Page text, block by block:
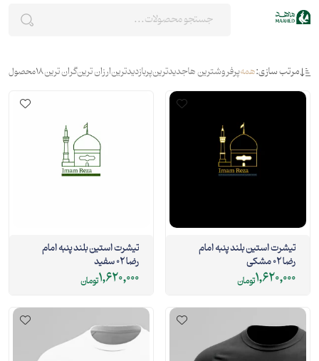
مرتب سازی:همهپرفروشترین هاجدیدترینپربازدیدترینارزان ترینگران ترین18محصول
تیشرت استین بلند پنبه امام
رضا 02 مشکی
1,620,000تومان
تیشرت استین بلند پنبه امام
رضا 02 سفید
1,620,000تومان